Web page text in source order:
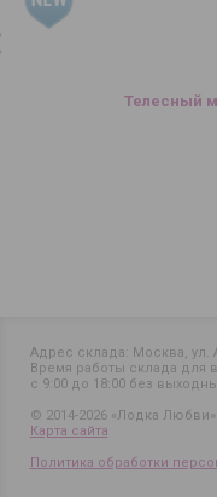
Телесный
Адрес склада: Москва, ул.
Время работы склада для
с 9:00 до 18:00 без
© 2014-2026 «Лодка
Карта сайта
Политика обработки